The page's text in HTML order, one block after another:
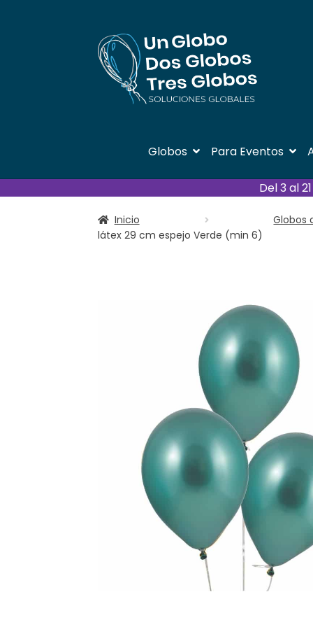
Ir
a
la
navegación
Ir
al
contenido
Globos Para Eventos
Del 3 al
Inicio Globos
látex 29 cm espejo Verde (min 6)